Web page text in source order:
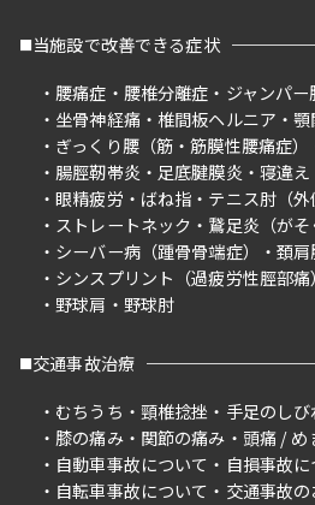
当施設で改善できる症状
腰痛症
腰椎分離症 ジャンパー
坐骨神経痛
椎間板ヘルニア 顎
ぎっくり腰（筋・筋膜性腰痛症）
腸脛靭帯炎
足底腱膜炎 寝違え
眼精疲労
ばね指
テニス肘（外
ストレートネック
鵞足炎（がそ
シーバー病（踵骨骨端症）
頚
シンスプリント（過疲労性脛部痛）
野球肩
野球肘
交通事故治療
むちうち
頸椎捻挫 手足のしび
膝の痛み
関節の痛み
頭痛 / め
自動車事故について
自損事故
自転車事故について
交通事故